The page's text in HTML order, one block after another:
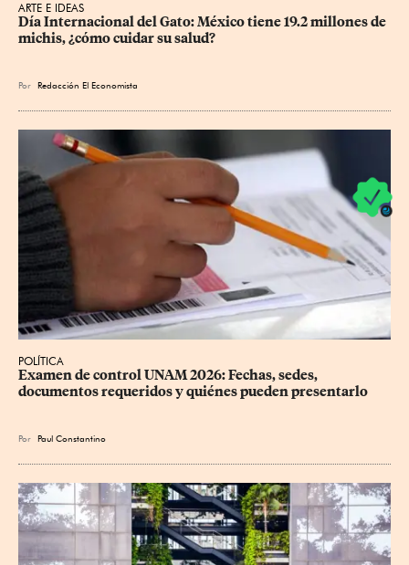
ARTE E IDEAS
Día Internacional del Gato: México tiene 19.2 millones de
michis, ¿cómo cuidar su salud?
Por Redacción El Economista
POLÍTICA
Examen de control UNAM 2026: Fechas, sedes,
documentos requeridos y quiénes pueden presentarlo
Por Paul Constantino